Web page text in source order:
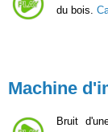
du bois.
Machine
Bruit